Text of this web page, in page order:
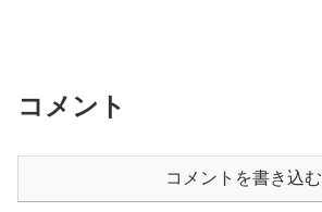
コメント
コメントを書き込む